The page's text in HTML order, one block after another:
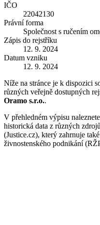
IČO
22042130
Právní forma
Společnost s ručením
Zápis do rejstříku
12. 9. 2024
Datum vzniku
12. 9. 2024
Níže na stránce je k dispozici
různých veřejně dostupných
Oramo s.r.o..
V přehledném výpisu
historická data z různých
(Justice.cz), který zahrnuje
živnostenského podnikání